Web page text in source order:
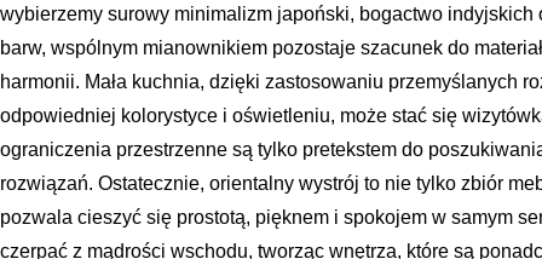
wybierzemy surowy minimalizm japoński, bogactwo indyjskich
barw, wspólnym mianownikiem pozostaje szacunek do
harmonii. Mała kuchnia, dzięki zastosowaniu przemyślanych
odpowiedniej kolorystyce i oświetleniu, może stać się
ograniczenia przestrzenne są tylko pretekstem do
rozwiązań. Ostatecznie, orientalny wystrój to nie tylko zbiór
pozwala cieszyć się prostotą, pięknem i spokojem w samym
czerpać z mądrości wschodu, tworząc wnętrza, które są